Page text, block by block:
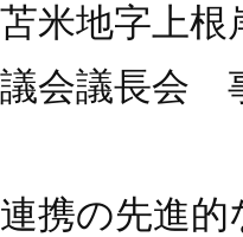
米地字上根
議会議長
携の先進